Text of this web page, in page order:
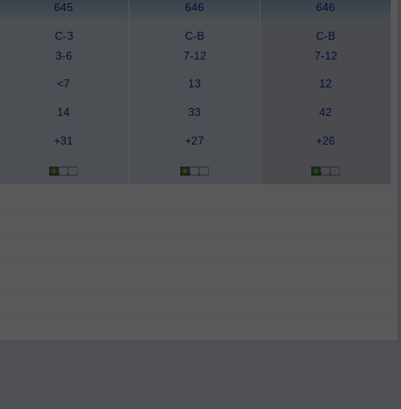
645 646 646
С-З
3-6
С-В
7-12
С-В
7-12
<7 13 12
14 33 42
+31 +27 +26